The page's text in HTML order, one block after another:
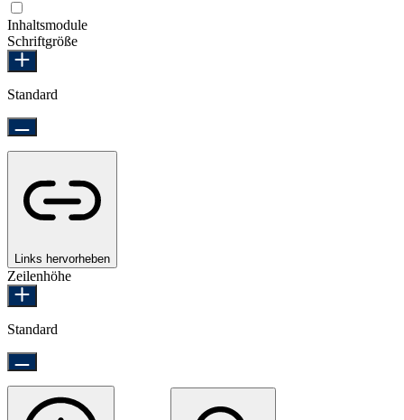
Inhaltsmodule
Schriftgröße
Standard
Links hervorheben
Zeilenhöhe
Standard